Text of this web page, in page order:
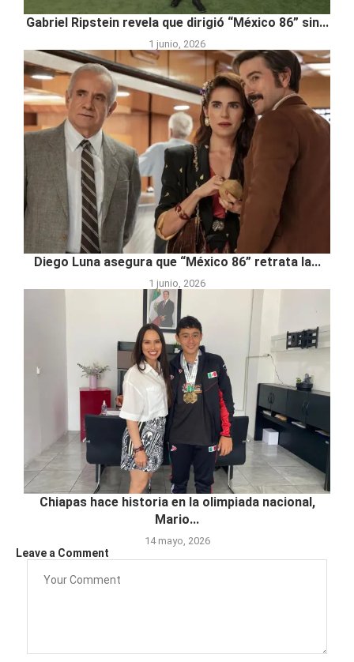
Gabriel Ripstein revela que dirigió “México 86” sin...
1 junio, 2026
Diego Luna asegura que “México 86” retrata la...
1 junio, 2026
Chiapas hace historia en la olimpiada nacional,
Mario...
14 mayo, 2026
Leave a Comment